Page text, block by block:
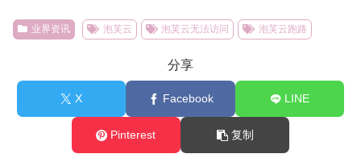
业界资讯 泡芙云 泡芙云无法访问 泡芙云跑路
分享
X Facebook LINE
Pinterest 复制